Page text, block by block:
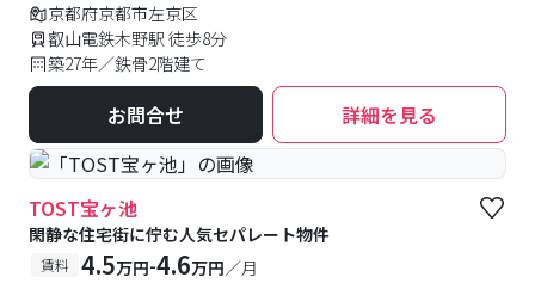
京都府京都市左京区
叡山電鉄木野駅 徒歩8分
築27年／鉄骨2階建て
お問合せ 詳細を見る
TOST宝ヶ池
閑静な住宅街に佇む人気セパレート物件
賃料 4.5万円-4.6万円／月